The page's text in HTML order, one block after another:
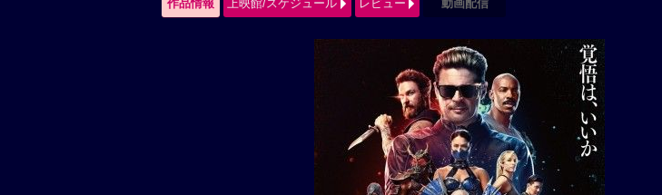
作品情報 上映館/スケジュール レビュー 動画配信